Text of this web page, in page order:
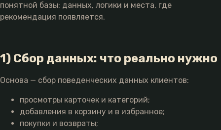
понятной базы: данных, логики и места, где
рекомендация появляется.
1) Сбор данных: что реально нужно
Основа — сбор поведенческих данных клиентов:
просмотры карточек и категорий;
добавления в корзину и в избранное;
покупки и возвраты;